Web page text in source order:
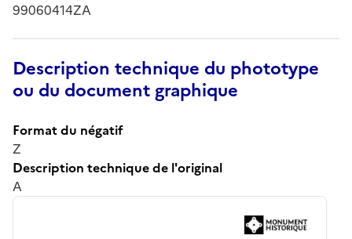
99060414ZA
Description technique du phototype
ou du document graphique
Format du négatif
Z
Description technique de l'original
A